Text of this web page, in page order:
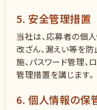
5. 安全管理措置
当社は、応募者の個
改ざん、漏えい等を
施、パスワード管理
管理措置を講じます。
6. 個人情報の保